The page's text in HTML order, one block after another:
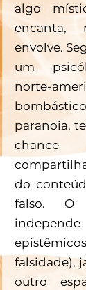
algo
encanta,
envolve.
um
norte-
paranoia,
do
falso. O
falsidade),
outro